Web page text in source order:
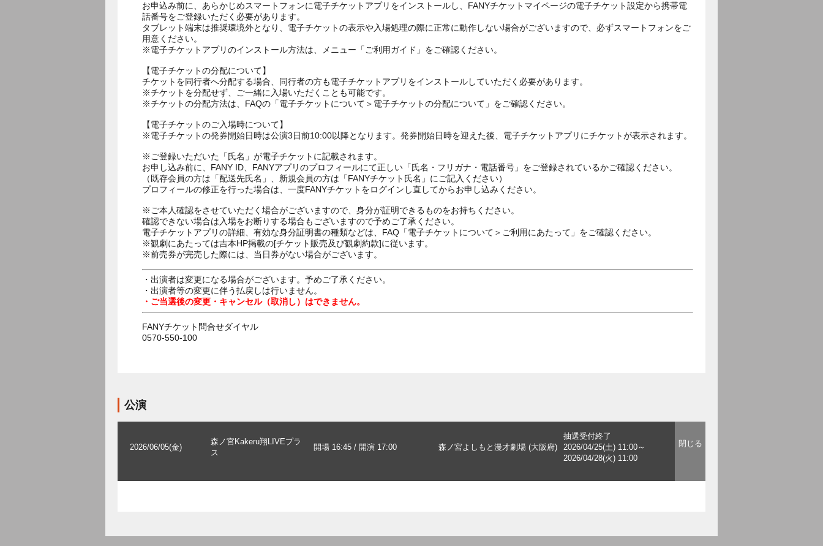
お申込み前に、あらかじめスマートフォンに電子チケットアプリをインストールし、FANYチケットマイページの電子チケット設定から携帯電
話番号をご登録いただく必要があります。
タブレット端末は推奨環境外となり、電子チケットの表示や入場処理の際に正常に動作しない場合がございますので、必ずスマートフォンをご
用意ください。
※電子チケットアプリのインストール方法は、メニュー「ご利用ガイド」をご確認ください。
【電子チケットの分配について】
チケットを同行者へ分配する場合、同行者の方も電子チケットアプリをインストールしていただく必要があります。
※チケットを分配せず、ご一緒に入場いただくことも可能です。
※チケットの分配方法は、FAQの「電子チケットについて＞電子チケットの分配について」をご確認ください。
【電子チケットのご入場時について】
※電子チケットの発券開始日時は公演3日前10:00以降となります。発券開始日時を迎えた後、電子チケットアプリにチケットが表示されます。
※ご登録いただいた「氏名」が電子チケットに記載されます。
お申し込み前に、FANY ID、FANYアプリのプロフィールにて正しい「氏名・フリガナ・電話番号」をご登録されているかご確認ください。
（既存会員の方は「配送先氏名」、新規会員の方は「FANYチケット氏名」にご記入ください）
プロフィールの修正を行った場合は、一度FANYチケットをログインし直してからお申し込みください。
※ご本人確認をさせていただく場合がございますので、身分が証明できるものをお持ちください。
確認できない場合は入場をお断りする場合もございますので予めご了承ください。
電子チケットアプリの詳細、有効な身分証明書の種類などは、FAQ「電子チケットについて＞ご利用にあたって」をご確認ください。
※観劇にあたっては吉本HP掲載の[チケット販売及び観劇約款]に従います。
※前売券が完売した際には、当日券がない場合がございます。
・出演者は変更になる場合がございます。予めご了承ください。
・出演者等の変更に伴う払戻しは行いません。
・ご当選後の変更・キャンセル（取消し）はできません。
FANYチケット問合せダイヤル
0570-550-100
公演
2026/06/05(金)
森ノ宮Kakeru翔LIVEプラ
ス
開場 16:45 / 開演 17:00 森ノ宮よしもと漫才劇場 (大阪府)
抽選受付終了
2026/04/25(土) 11:00～
2026/04/28(火) 11:00